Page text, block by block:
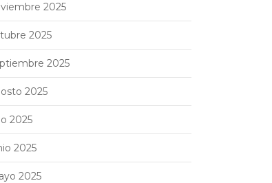
2025
2025
2025
2025
2025
2025
2025